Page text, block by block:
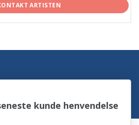
ARTISTEN
kunde henvendelse